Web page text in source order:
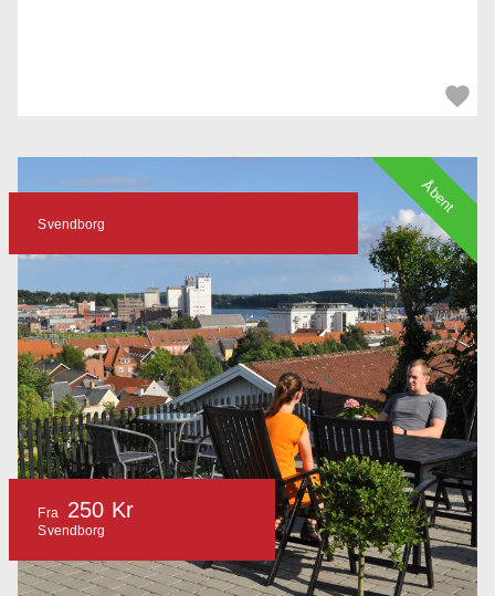
Svendborg
Fra 250 Kr
Svendborg
Åbent